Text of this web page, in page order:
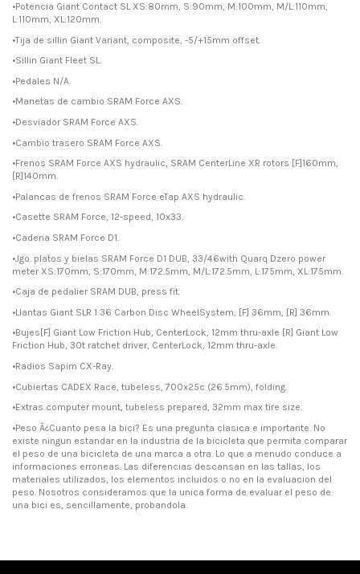
•Potencia Giant Contact SL XS:80mm, S:90mm, M:100mm, M/L:110mm,
L:110mm, XL:120mm.
•Tija de sillin Giant Variant, composite, -5/+15mm offset.
•Sillin Giant Fleet SL.
•Pedales N/A.
•Manetas de cambio SRAM Force AXS.
•Desviador SRAM Force AXS.
•Cambio trasero SRAM Force AXS.
•Frenos SRAM Force AXS hydraulic, SRAM CenterLine XR rotors [F]160mm,
[R]140mm.
•Palancas de frenos SRAM Force eTap AXS hydraulic.
•Casette SRAM Force, 12-speed, 10x33.
•Cadena SRAM Force D1.
•Jgo. platos y bielas SRAM Force D1 DUB, 33/46with Quarq Dzero power
meter XS:170mm, S:170mm, M:172.5mm, M/L:172.5mm, L:175mm, XL:175mm.
•Caja de pedalier SRAM DUB, press fit.
•Llantas Giant SLR 1 36 Carbon Disc WheelSystem, [F] 36mm, [R] 36mm.
•Bujes[F] Giant Low Friction Hub, CenterLock, 12mm thru-axle [R] Giant Low
Friction Hub, 30t ratchet driver, CenterLock, 12mm thru-axle.
•Radios Sapim CX-Ray.
•Cubiertas CADEX Race, tubeless, 700x25c (26.5mm), folding.
•Extras computer mount, tubeless prepared, 32mm max tire size.
•Peso Â¿Cuanto pesa la bici? Es una pregunta clasica e importante. No
existe ningun estandar en la industria de la bicicleta que permita comparar
el peso de una bicicleta de una marca a otra. Lo que a menudo conduce a
informaciones erroneas. Las diferencias descansan en las tallas, los
materiales utilizados, los elementos incluidos o no en la evaluacion del
peso. Nosotros consideramos que la unica forma de evaluar el peso de
una bici es, sencillamente, probandola.